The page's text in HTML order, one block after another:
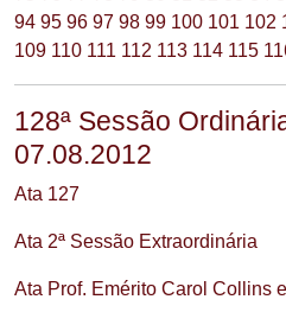
94 95 96 97 98 99 100 101 102
109 110 111 112 113 114 115
128ª Sessão
07.08.2012
Ata 127
Ata 2ª Sessão Extraordinária
Ata Prof. Emérito Carol Collins